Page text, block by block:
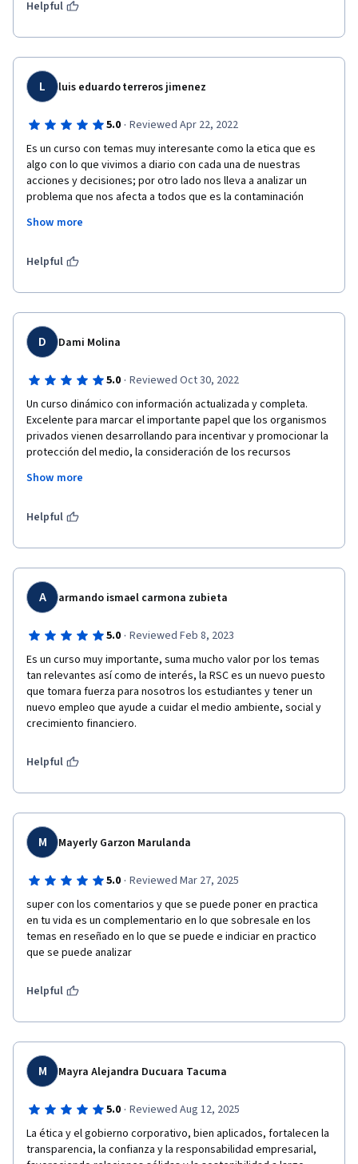
más interactivas, esta bien que no sean larga y sean acordes
Helpful
L luis eduardo terreros jimenez
5.0 · Reviewed Apr 22, 2022
Es un curso con temas muy interesante como la etica que es
algo con lo que vivimos a diario con cada una de nuestras
acciones y decisiones; por otro lado nos lleva a analizar un
problema que nos afecta a todos que es la contaminación
y empezar a cambiar nuestros habitos o acciones para no
empezar el cambio.
Show more
Helpful
D Dami Molina
5.0 · Reviewed Oct 30, 2022
Un curso dinámico con información actualizada y completa.
Excelente para marcar el importante papel que los organismos
privados vienen desarrollando para incentivar y promocionar la
protección del medio, la consideración de los recursos
empleado de un banco me sirvió para innovar los esquemas
Show more
Helpful
A armando ismael carmona zubieta
5.0 · Reviewed Feb 8, 2023
Es un curso muy importante, suma mucho valor por los temas
tan relevantes así como de interés, la RSC es un nuevo puesto
que tomara fuerza para nosotros los estudiantes y tener un
nuevo empleo que ayude a cuidar el medio ambiente, social y
crecimiento financiero.
Helpful
M Mayerly Garzon Marulanda
5.0 · Reviewed Mar 27, 2025
super con los comentarios y que se puede poner en practica
en tu vida es un complementario en lo que sobresale en los
temas en reseñado en lo que se puede e indiciar en practico
que se puede analizar
Helpful
M Mayra Alejandra Ducuara Tacuma
5.0 · Reviewed Aug 12, 2025
La ética y el gobierno corporativo, bien aplicados, fortalecen la
transparencia, la confianza y la responsabilidad empresarial,